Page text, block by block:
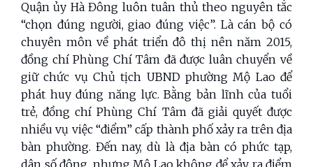
Quận ủy Hà Đông luôn tuân thủ theo nguyên tắc
“chọn đúng người, giao đúng việc”. Là cán bộ có
chuyên môn về phát triển đô thị nên năm 2015,
đồng chí Phùng Chí Tâm đã được luân chuyển về
giữ chức vụ Chủ tịch UBND phường Mộ Lao để
phát huy đúng năng lực. Bằng bản lĩnh của tuổi
trẻ, đồng chí Phùng Chí Tâm đã giải quyết được
nhiều vụ việc “điểm” cấp thành phố xảy ra trên địa
bàn phường. Đến nay, dù là địa bàn có phức tạp,